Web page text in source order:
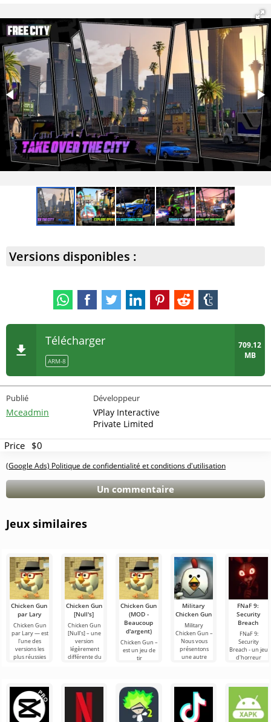
Versions disponibles :
Télécharger
ARM-8
709.12
MB
Publié
Mceadmin
Développeur
VPlay Interactive
Private Limited
Price $0
(Google Ads) Politique de confidentialité et conditions d'utilisation
Un commentaire
Jeux similaires
Chicken Gun
par Lary
Chicken Gun
par Lary — est
l'une des
versions les
plus réussies
Chicken Gun
[Null's]
Chicken Gun
[Null's] – une
version
légèrement
différente du
Chicken Gun
(MOD -
Beaucoup
d'argent)
Chicken Gun –
est un jeu de
tir
est devenu
populaire dans
le
Military
Chicken Gun
Military
Chicken Gun –
Nous vous
présentons
une autre
Курыч. La
FNaF 9:
Security
Breach
FNaF 9:
Security
Breach - un jeu
d'horreur
cheveux hors